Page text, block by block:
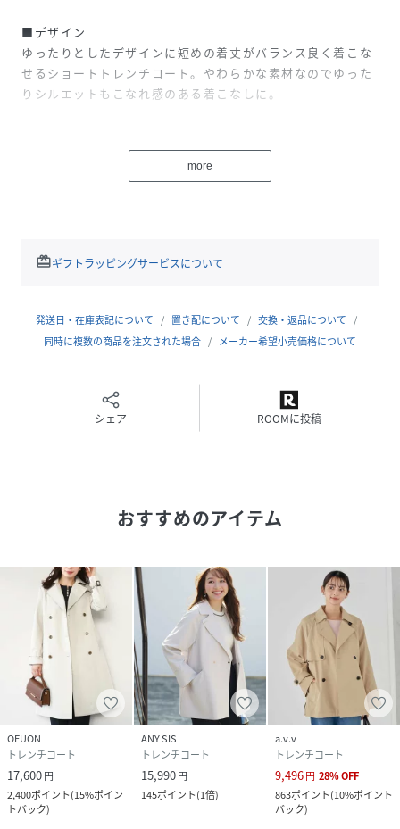
■デザイン
ゆったりとしたデザインに短めの着丈がバランス良く着こな
せるショートトレンチコート。やわらかな素材なのでゆった
りシルエットもこなれ感のある着こなしに。
やわらかできれいめなツイル素材は裏なしで軽い着心地が嬉
しい。春秋の季節の変わり目にちょうどいい素材感です。
い勝手も◎。スカート、パンツとボトムを選ばず着回せま
--------------------
--------------------
洗濯表示：手洗い可
--------------------
※36サイズはWEB限定になります。
※自然光・照明の関係、パソコン・スマートフォンなどの環
境により、実際と色味が違って見える場合がございます。予
めご了承ください。商品の色味は、詳細画像をご参照くださ
い。
※サンプルでの撮影となるため、実際にお届けする商品と仕
様やサイズが異なる場合がございます。
性別タイプ レディース
原産国 中国
more
redeemギフトラッピングサービスについて
発送日・在庫表記について 置き配について
交換・返品について
同時に複数の商品を注文された場合
メーカー希望小売価格について
シェア ROOMに投稿
おすすめのアイテム
OFUON
トレンチコート
17,600円
2,400ポイント(15%ポイン
トバック)
ANY SIS
トレンチコート
15,990円
145ポイント(1倍)
a.v.v
トレンチコート
9,496円 28%OFF
863ポイント(10%ポイント
バック)